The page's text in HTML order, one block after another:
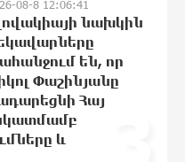
16:08:03 8-08-2026
ժողովրդի
Ղահրամանյան
15:33:52 8-08-2026
08-8 12:06:41
նախկին
են, որ
Փաշինյանը
Հայ
և